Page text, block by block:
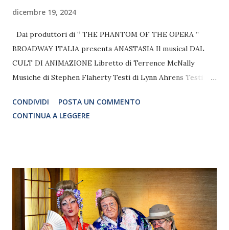
dicembre 19, 2024
Dai produttori di “ THE PHANTOM OF THE OPERA ”
BROADWAY ITALIA presenta ANASTASIA Il musical DAL
CULT DI ANIMAZIONE Libretto di Terrence McNally
Musiche di Stephen Flaherty Testi di Lynn Ahrens Testi
Teatro Arcimboldi Milano dal 25 dicembre 2024 al 12
gennaio 2025 ANASTASIA si ispira al film distribuito dalla
presentato in accordo con Concord Theatricals Ltd In
anteprima assoluta a Milano, arriva al TAM Teatro
Arcimboldi Milano ANASTASIA Il Musical, lo spettacolo
basato sull’omonimo film di animazione del 1997 che ha
CONDIVIDI
POSTA UN COMMENTO
CONTINUA A LEGGERE